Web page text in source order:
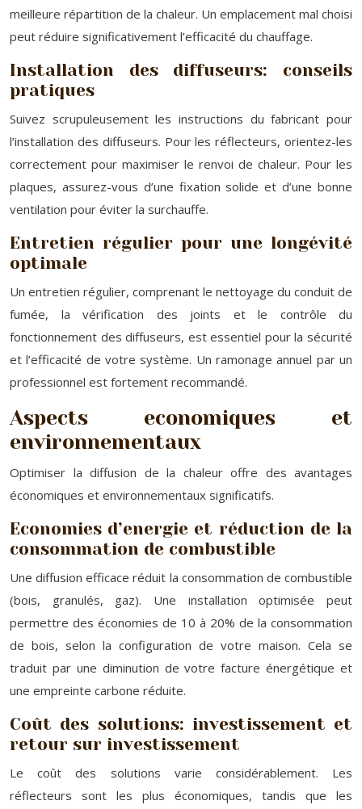
meilleure répartition de la chaleur. Un emplacement mal choisi
peut réduire significativement l’efficacité du chauffage.
Installation des diffuseurs: conseils
pratiques
Suivez scrupuleusement les instructions du fabricant pour
l’installation des diffuseurs. Pour les réflecteurs, orientez-les
correctement pour maximiser le renvoi de chaleur. Pour les
plaques, assurez-vous d’une fixation solide et d’une bonne
ventilation pour éviter la surchauffe.
Entretien régulier pour une longévité
optimale
Un entretien régulier, comprenant le nettoyage du conduit de
fumée, la vérification des joints et le contrôle du
fonctionnement des diffuseurs, est essentiel pour la sécurité
et l’efficacité de votre système. Un ramonage annuel par un
professionnel est fortement recommandé.
Aspects economiques et
environnementaux
Optimiser la diffusion de la chaleur offre des avantages
économiques et environnementaux significatifs.
Economies d’energie et réduction de la
consommation de combustible
Une diffusion efficace réduit la consommation de combustible
(bois, granulés, gaz). Une installation optimisée peut
permettre des économies de 10 à 20% de la consommation
de bois, selon la configuration de votre maison. Cela se
traduit par une diminution de votre facture énergétique et
une empreinte carbone réduite.
Coût des solutions: investissement et
retour sur investissement
Le coût des solutions varie considérablement. Les
réflecteurs sont les plus économiques, tandis que les